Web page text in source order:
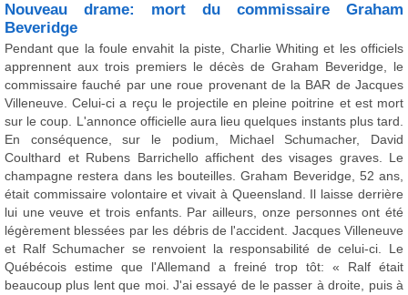
Nouveau drame: mort du commissaire Graham
Beveridge
Pendant que la foule envahit la piste, Charlie Whiting et les officiels
apprennent aux trois premiers le décès de Graham Beveridge, le
commissaire fauché par une roue provenant de la BAR de Jacques
Villeneuve. Celui-ci a reçu le projectile en pleine poitrine et est mort
sur le coup. L'annonce officielle aura lieu quelques instants plus tard.
En conséquence, sur le podium, Michael Schumacher, David
Coulthard et Rubens Barrichello affichent des visages graves. Le
champagne restera dans les bouteilles. Graham Beveridge, 52 ans,
était commissaire volontaire et vivait à Queensland. Il laisse derrière
lui une veuve et trois enfants. Par ailleurs, onze personnes ont été
légèrement blessées par les débris de l'accident. Jacques Villeneuve
et Ralf Schumacher se renvoient la responsabilité de celui-ci. Le
Québécois estime que l'Allemand a freiné trop tôt: « Ralf était
beaucoup plus lent que moi. J'ai essayé de le passer à droite, puis à